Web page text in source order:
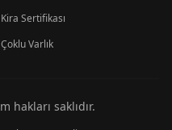
Kira Sertifikası
Çoklu Varlık
hakları saklıdır.